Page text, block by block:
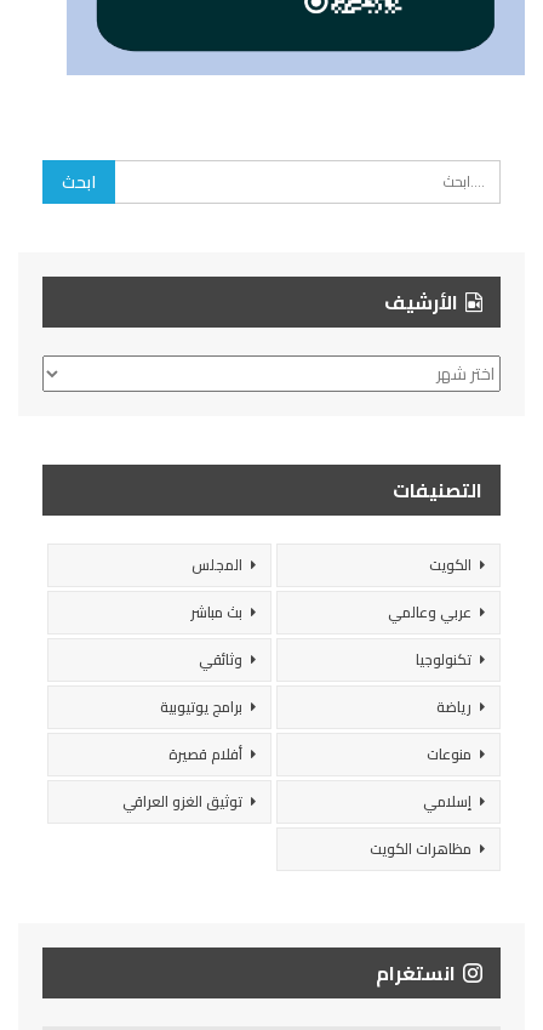
الأرشيف
الأرشيف
التصنيفات
الكويت
المجلس
عربي وعالمي
بث مباشر
تكنولوجيا
وثائقي
رياضة
برامج يوتيوبية
منوعات
أفلام قصيرة
إسلامي
توثيق الغزو العراقي
مظاهرات الكويت
انستغرام